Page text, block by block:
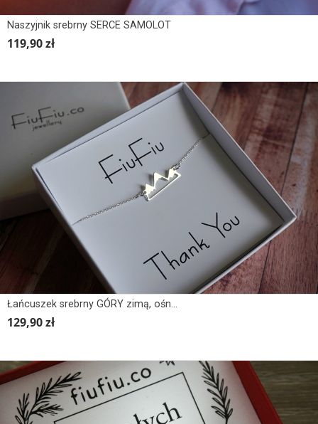
Naszyjnik srebrny SERCE SAMOLOT
119,90 zł
Łańcuszek srebrny GÓRY zimą, ośnieżone
129,90 zł